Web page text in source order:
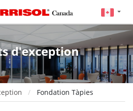
d'exception
Fondation Tàpies